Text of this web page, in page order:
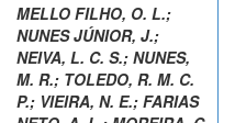
MELLO FILHO, O. L.;
NUNES JÚNIOR, J.;
NEIVA, L. C. S.; NUNES,
M. R.; TOLEDO, R. M. C.
P.; VIEIRA, N. E.; FARIAS